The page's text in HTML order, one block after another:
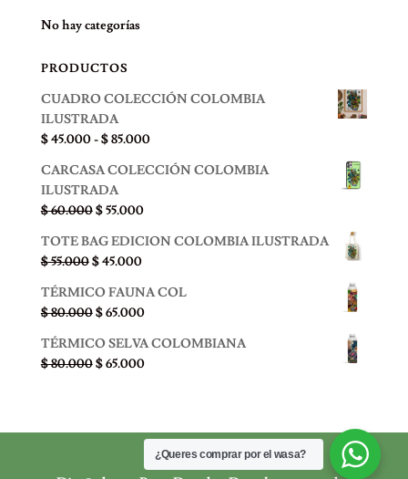
No hay categorías
PRODUCTOS
CUADRO COLECCIÓN COLOMBIA
ILUSTRADA
$45.000-$85.000Rango
precios:
hasta
CARCASA COLECCIÓN COLOMBIA
ILUSTRADA
$60.000El
original
era:
$ 60.000.
$55.000El
actual
$ 55.000.
TOTE BAG EDICION COLOMBIA ILUSTRADA
$55.000El
original
era:
$ 55.000.
$45.000El
actual
es:
$ 45.000.
TÉRMICO FAUNA COL
$80.000El
original
era:
$65.000El
actual
es:
TÉRMICO SELVA COLOMBIANA
$80.000El
$ 80.000.
$65.000El
$ 65.000.
¿Queres comprar por el wasa?